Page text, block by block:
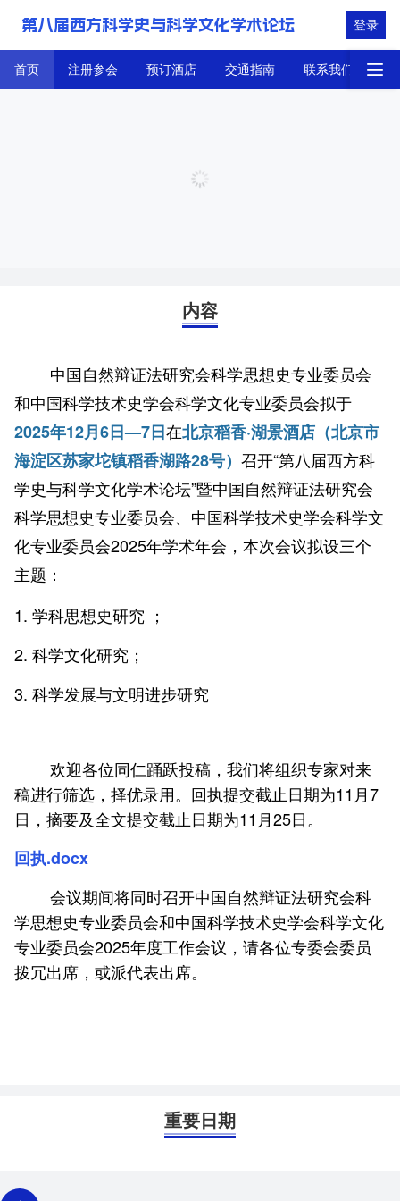
第八届西方科学史与科学文化学术论坛 登录
首页 注册参会 预订酒店 交通指南 联系我们
内容
中国自然辩证法研究会科学思想史专业委员会
和中国科学技术史学会科学文化专业委员会拟于
2025年12月6日—7日在北京稻香·湖景酒店（北京市
海淀区苏家坨镇稻香湖路28号） 召开“第八届西方科
学史与科学文化学术论坛”暨中国自然辩证法研究会
科学思想史专业委员会、中国科学技术史学会科学文
化专业委员会2025年学术年会，本次会议拟设三个
主题：
1. 学科思想史研究 ；
2. 科学文化研究；
3. 科学发展与文明进步研究
欢迎各位同仁踊跃投稿，我们将组织专家对来
稿进行筛选，择优录用。回执提交截止日期为11月7
日，摘要及全文提交截止日期为11月25日。
回执.docx
会议期间将同时召开中国自然辩证法研究会科
学思想史专业委员会和中国科学技术史学会科学文化
专业委员会2025年度工作会议，请各位专委会委员
拨冗出席，或派代表出席。
重要日期